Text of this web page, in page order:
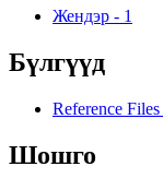
Жендэр - 1
Бүлгүүд
Reference Files
Шошго